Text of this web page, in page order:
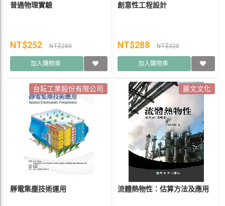
普通物理實驗
NT$252 NT$280
加入購物車
創意性工程設計
NT$288 NT$320
加入購物車
台耘工業股份有限公司
靜電集塵技術運用
麗文文化
流體熱物性：估算方法及應用